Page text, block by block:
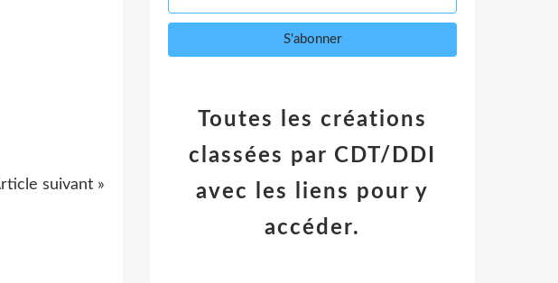
suivant »
Toutes les créations
classées par CDT/DDI
avec les liens pour y
accéder.